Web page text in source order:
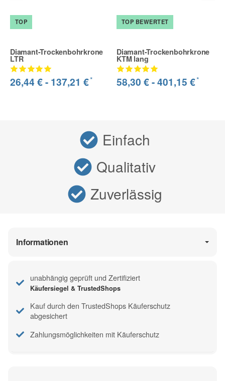
TOP
Diamant-Trockenbohrkrone
LTR
26,44 € - 137,21 €*
TOP BEWERTET
Diamant-Trockenbohrkrone
KTM lang
58,30 € -401,15 €*
Einfach
Qualitativ
Zuverlässig
Informationen
unabhängig geprüft und Zertifiziert
Käufersiegel & TrustedShops
Kauf durch den TrustedShops Käuferschutz
abgesichert
Zahlungsmöglichkeiten mit Käuferschutz